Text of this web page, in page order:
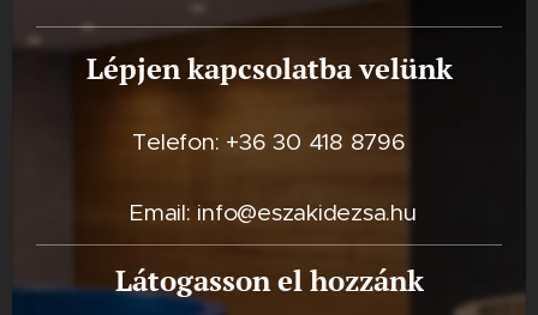
Lépjen kapcsolatba velünk
Telefon: +36 30 418 8796
Email: info@eszakidezsa.hu
Látogasson el hozzánk